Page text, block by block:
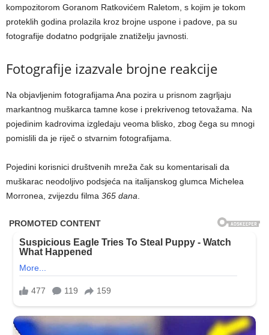
kompozitorom Goranom Ratkovićem Raletom, s kojim je tokom
proteklih godina prolazila kroz brojne uspone i padove, pa su
fotografije dodatno podgrijale znatiželju javnosti.
Fotografije izazvale brojne reakcije
Na objavljenim fotografijama Ana pozira u prisnom zagrljaju
markantnog muškarca tamne kose i prekrivenog tetovažama. Na
pojedinim kadrovima izgledaju veoma blisko, zbog čega su mnogi
pomislili da je riječ o stvarnim fotografijama.
Pojedini korisnici društvenih mreža čak su komentarisali da
muškarac neodoljivo podsjeća na italijanskog glumca Michelea
Morronea, zvijezdu filma 365 dana